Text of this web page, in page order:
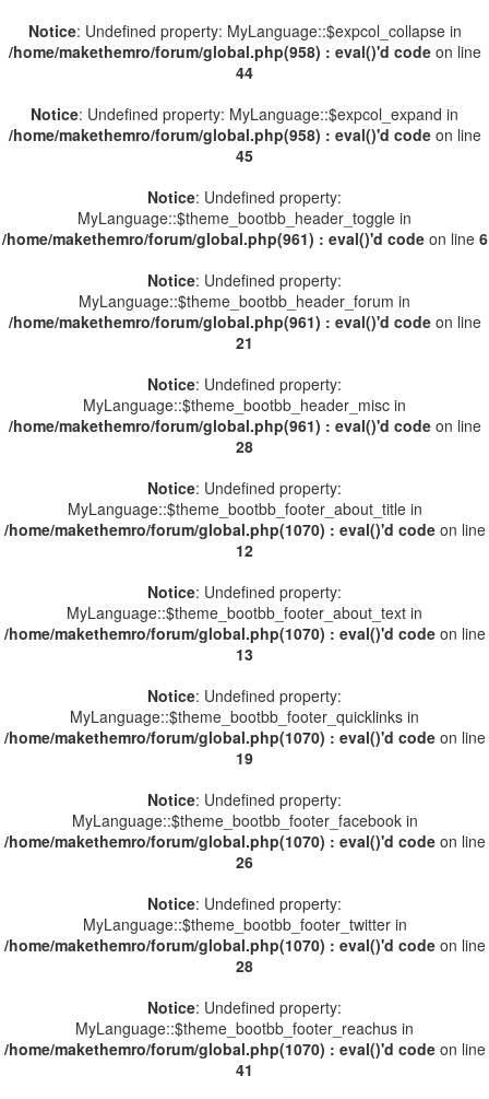
Notice: Undefined property: MyLanguage::$expcol_collapse in
/home/makethemro/forum/global.php(958) : eval()'d codeon line
44
Notice: Undefined property: MyLanguage::$expcol_expand in
/home/makethemro/forum/global.php(958) : eval()'d codeon line
45
Notice: Undefined property:
MyLanguage::$theme_bootbb_header_toggle in
/home/makethemro/forum/global.php(961) : eval()'d codeon line 6
Notice: Undefined property:
MyLanguage::$theme_bootbb_header_forum in
/home/makethemro/forum/global.php(961) : eval()'d codeon line
21
Notice: Undefined property:
MyLanguage::$theme_bootbb_header_misc in
/home/makethemro/forum/global.php(961) : eval()'d codeon line
28
Notice: Undefined property:
MyLanguage::$theme_bootbb_footer_about_title in
/home/makethemro/forum/global.php(1070) : eval()'d codeon line
12
Notice: Undefined property:
MyLanguage::$theme_bootbb_footer_about_text in
/home/makethemro/forum/global.php(1070) : eval()'d codeon line
13
Notice: Undefined property:
MyLanguage::$theme_bootbb_footer_quicklinks in
/home/makethemro/forum/global.php(1070) : eval()'d codeon line
19
Notice: Undefined property:
MyLanguage::$theme_bootbb_footer_facebook in
/home/makethemro/forum/global.php(1070) : eval()'d codeon line
26
Notice: Undefined property:
MyLanguage::$theme_bootbb_footer_twitter in
/home/makethemro/forum/global.php(1070) : eval()'d codeon line
28
Notice: Undefined property:
MyLanguage::$theme_bootbb_footer_reachus in
/home/makethemro/forum/global.php(1070) : eval()'d codeon line
41